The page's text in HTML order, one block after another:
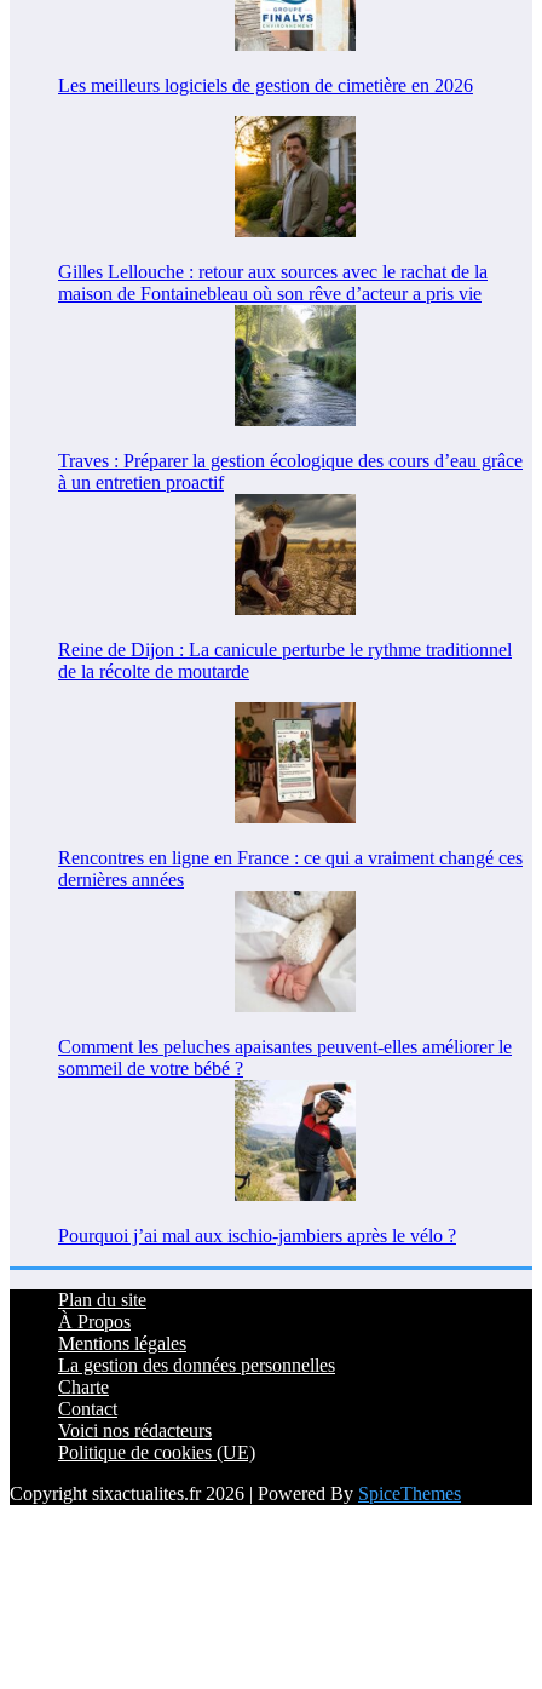
Les meilleurs logiciels de gestion de cimetière en 2026
Gilles Lellouche : retour aux sources avec le rachat de la
maison de Fontainebleau où son rêve d’acteur a pris vie
Traves : Préparer la gestion écologique des cours d’eau grâce
à un entretien proactif
Reine de Dijon : La canicule perturbe le rythme traditionnel
de la récolte de moutarde
Rencontres en ligne en France : ce qui a vraiment changé ces
dernières années
Comment les peluches apaisantes peuvent-elles améliorer le
sommeil de votre bébé ?
Pourquoi j’ai mal aux ischio-jambiers après le vélo ?
Plan du site
À Propos
Mentions légales
La gestion des données personnelles
Charte
Contact
Voici nos rédacteurs
Politique de cookies (UE)
Copyright sixactualites.fr 2026 | Powered By SpiceThemes